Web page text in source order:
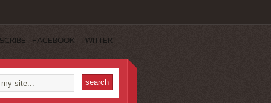
FACEBOOK TWITTER